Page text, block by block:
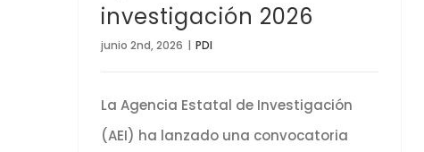
investigación 2026
junio 2nd, 2026 | PDI
La Agencia Estatal de Investigación
(AEI) ha lanzado una convocatoria